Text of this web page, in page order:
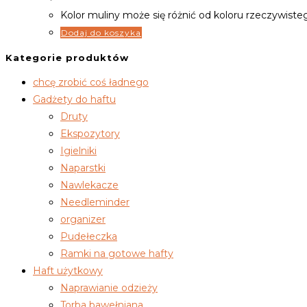
Kolor muliny może się różnić od koloru
Dodaj do koszyka
Kategorie produktów
chcę zrobić coś ładnego
Gadżety do haftu
Druty
Ekspozytory
Igielniki
Naparstki
Nawlekacze
Needleminder
organizer
Pudełeczka
Ramki na gotowe hafty
Haft użytkowy
Naprawianie odzieży